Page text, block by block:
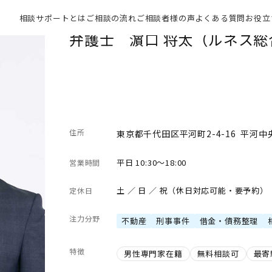
相談サポートとは ご相談の流れご相談者様の声よくある質問お役
弁護士 濵口 将太（ルネス総
住所 東京都千代田区平河町2-4-16 平河中
営業時間 平日 10:30～18:00
定休日 土 ／ 日 ／ 祝（休日対応可能・要予約）
注力分野 不動産 刑事事件 借金・債務整理
特徴 男性専門家在籍 無料相談可 最